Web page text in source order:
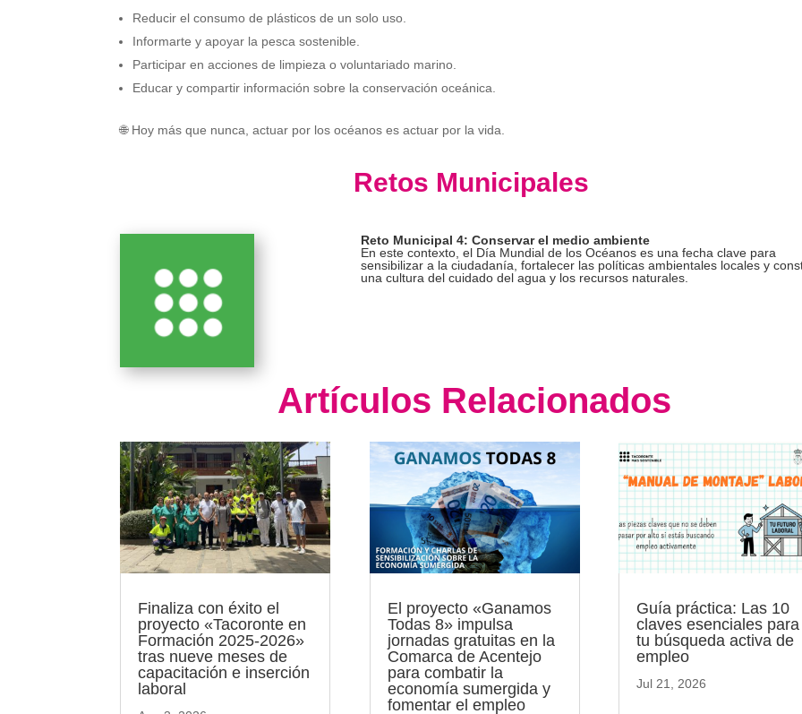
Reducir el consumo de plásticos de un solo uso.
Informarte y apoyar la pesca sostenible.
Participar en acciones de limpieza o voluntariado marino.
Educar y compartir información sobre la conservación oceánica.
🌐 Hoy más que nunca, actuar por los océanos es actuar por la vida.
Retos Municipales
Reto Municipal 4: Conservar el medio ambiente
En este contexto, el Día Mundial de los Océanos es una fecha clave para
sensibilizar a la ciudadanía, fortalecer las políticas ambientales locales y
una cultura del cuidado del agua y los recursos naturales.
Artículos Relacionados
Finaliza con éxito el
proyecto «Tacoronte en
Formación 2025-2026»
tras nueve meses de
capacitación e inserción
laboral
El proyecto «Ganamos
Todas 8» impulsa
jornadas gratuitas en la
Comarca de Acentejo
para combatir la
economía sumergida y
fomentar el empleo
Guía práctica: Las 10
claves esenciales para
tu búsqueda activa de
empleo
Jul 21, 2026